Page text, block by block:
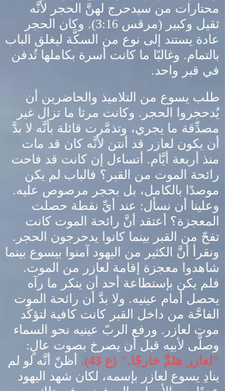
محتارات من سيدحرج لهنَّ الحجر لأنَّه
ثقيل وكبير (مرقس 3:16).
وكان الحجر
عادة يستند إلى نوع من السكَّة ليغلق الباب
بالتمام. وغالبًا ما كانت أسرة بكاملها تُدفن
في قبر واحد.
طلب يسوع من التلاميذ والحاضرين أن
يُدحجروا الحجر . وكانت مرثا ما تزال غير
مصدِّقة ما يجري، وتذمَّرت قائلة بأنَّه لا بدَّ
أن يكون لعازر قد أنتن لأنَّه كان قد مات
منذ أربعة أيَّام. أتساءل إن كانت قد فاحت
رائحة الموت من القبر؟ فالباب لم يكن
موصدًا بالكامل، بل بحجر مرصوص عليه.
وعلينا أن نسأل: عند أيِّ نقطة حصلت
المعجزة؟ أعتقد أنَّ رائحة الموت كانت
تفحّ من القبر بينما كانوا يدحرجون الحجر .
ونقرأ أنَّ الكثير من اليهود آمنوا بيسوع بينما
شاهدوا معجزة إقامة لعازر من الموت.
فلم يكن بإستطاعة أحد أن ينكر ما رآه
يحصل أمام عينيه. ولا بدَّ أن رائحة الموت
الفاحَّة من داخل القبر كانت كافية لتؤكِّد
موت لعازر . ورفع الربّ عينيه نحو السماء
وصلَّى لأبيه قبل أن يصرخ بصوت عالٍ:
"لعازر هلمَّ خارجًا." (ع 43).
أظنّ أنَّه لو لم
ينادِ يسوع لعازر بإسمه، لكان شهد اليهود